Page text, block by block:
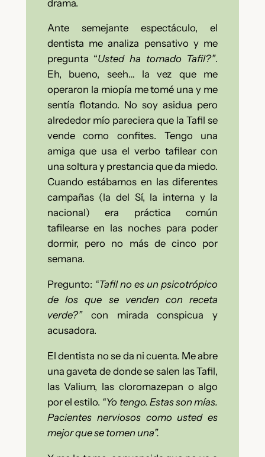
drama.
Ante semejante espectáculo, el
dentista me analiza pensativo y me
pregunta “Usted ha tomado Tafil?”.
Eh, bueno, seeh… la vez que me
operaron la miopía me tomé una y me
sentía flotando. No soy asidua pero
alrededor mío pareciera que la Tafil se
vende como confites. Tengo una
amiga que usa el verbo tafilear con
una soltura y prestancia que da miedo.
Cuando estábamos en las diferentes
campañas (la del Sí, la interna y la
nacional) era práctica común
tafilearse en las noches para poder
dormir, pero no más de cinco por
semana.
Pregunto: “Tafil no es un psicotrópico
de los que se venden con receta
verde?”con mirada conspicua y
acusadora.
El dentista no se da ni cuenta. Me abre
una gaveta de donde se salen las Tafil,
las Valium, las cloromazepan o algo
por el estilo. “Yo tengo. Estas son mías.
Pacientes nerviosos como usted es
mejor que se tomen una”.